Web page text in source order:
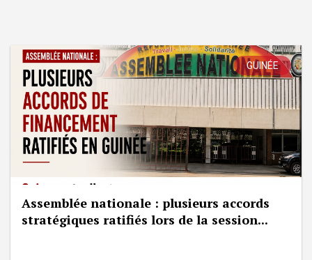
GUINÉE
Assemblée nationale : plusieurs accords
stratégiques ratifiés lors de la session...